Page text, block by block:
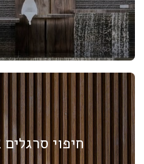
חיפוי סרגלים POLYMER